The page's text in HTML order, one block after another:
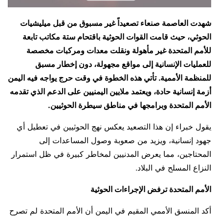
شهدت العاصمة صنعاء تصعيداً غير مسبوق من قبل ميليشيات
الحوثي، حيث قامت القوات الحوثية باقتحام ستة مكاتب تابعة
للأمم المتحدة غير مأهولة ونقلت معدات ومركبات مخصصة
للعمليات الإنسانية إلى مواقع مجهولة، دون إخطار مسبق
للمنظمة الأممية. تأتي هذه الخطوة في وقت حرج يواجه فيه اليمن
أزمة إنسانية حادة، ويعتمد ملايين اليمنيين على الدعم الذي تقدمه
الأمم المتحدة وبرامجها في مناطق سيطرة الحوثيين.
يقول خبراء إن هذا التصعيد يعكس نهج الحوثيين في تعطيل أي
جهود إنسانية، ويزيد من صعوبة وصول المساعدات إلى
المحتاجين، مما يعرض المدنيين لمخاطر كبيرة في ظل استمرار
النزاع المسلح في البلاد.
الأمم المتحدة ترفض الإجراءات الحوثية
أكد المنسق الأممي المقيم في اليمن أن الأمم المتحدة لم تصرح